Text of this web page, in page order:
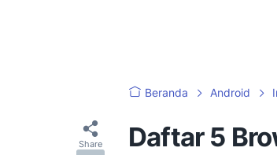
Beranda Android
Daftar 5